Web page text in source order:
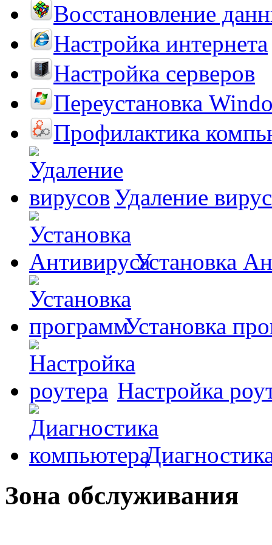
Восстановление
Настройка интернета
Настройка серверов
Переустановка
Профилактика
Удаление
Установка
Установка
Настройка
Зона обслуживания